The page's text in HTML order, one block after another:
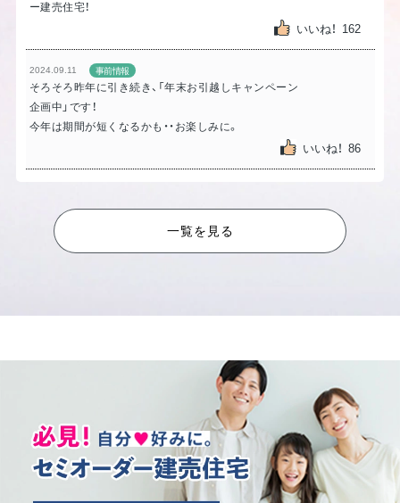
ー建売住宅！
いいね！ 162
2024.09.11 事前情報
そろそろ昨年に引き続き、「年末お引越しキャンペーン
企画中」です！
今年は期間が短くなるかも・・お楽しみに。
いいね！ 86
現在、先取り情報に掲載中の「生目台→詳細はこちら」で
すが、とても良い眺望です！平屋セミオーダー可能です。
最新情報お知りになりたい方は先取り情報からお問い
だき全棟完売となりました。やはり西部エリアは人気で
すし、今回の４区画は①3000万円以下の価格、②長期優
良住宅 ③高機能の設備が揃った内容で本当に自信を
持ってお勧めできるご住宅でした。
静かでのどかな立地ですのでお住まいになられるご家
族も穏やかで笑顔の暮らしが想像できますね。
いいね！
一覧を見る